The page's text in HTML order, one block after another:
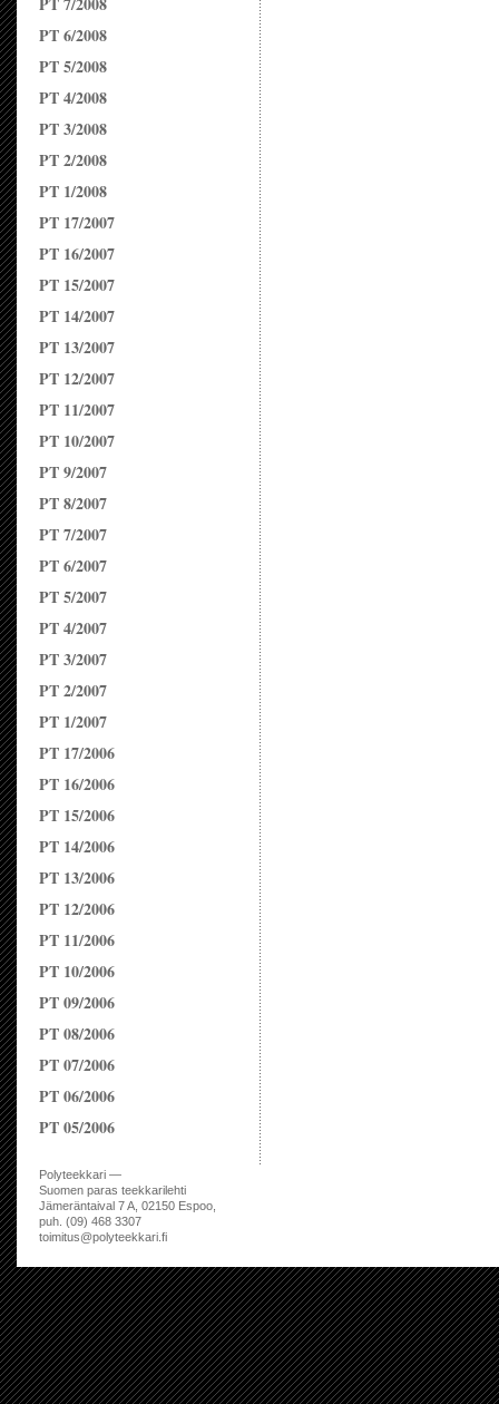
PT 6/2008
PT 5/2008
PT 4/2008
PT 3/2008
PT 2/2008
PT 1/2008
PT 17/2007
PT 16/2007
PT 15/2007
PT 14/2007
PT 13/2007
PT 12/2007
PT 11/2007
PT 10/2007
PT 9/2007
PT 8/2007
PT 7/2007
PT 6/2007
PT 5/2007
PT 4/2007
PT 3/2007
PT 2/2007
PT 1/2007
PT 17/2006
PT 16/2006
PT 15/2006
PT 14/2006
PT 13/2006
PT 12/2006
PT 11/2006
PT 10/2006
PT 09/2006
PT 08/2006
PT 07/2006
PT 06/2006
PT 05/2006
Polyteekkari —
Suomen paras teekkarilehti
Jämeräntaival 7 A, 02150 Espoo,
puh. (09) 468 3307
toimitus@polyteekkari.fi